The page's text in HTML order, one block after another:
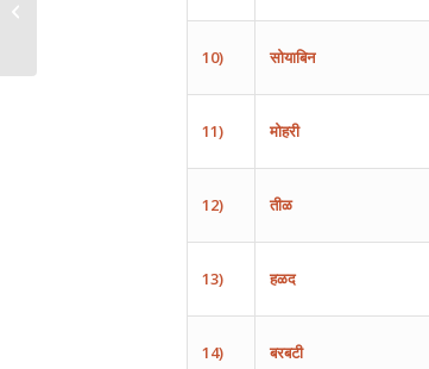
10) सोयाबिन
11) मोहरी
12) तीळ
13) हळद
14) बरबटी